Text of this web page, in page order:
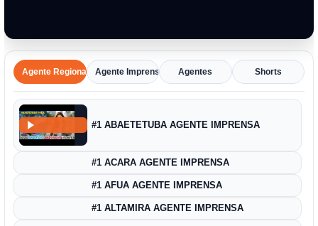
Agente Regional Agente Imprensa Amazônica
Agentes Shorts
#1 ABAETETUBA AGENTE IMPRENSA
#1 ACARA AGENTE IMPRENSA
#1 AFUA AGENTE IMPRENSA
#1 ALTAMIRA AGENTE IMPRENSA